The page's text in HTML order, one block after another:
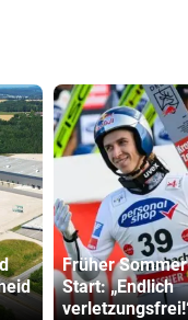
Früher
Start: „Endlich